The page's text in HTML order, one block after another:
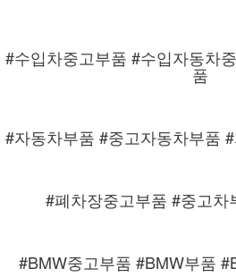
#수입차중고부품 #수입자동차
품
#자동차부품 #중고자동차부품
#폐차장중고부품 #중고차
#BMW중고부품 #BMW부품